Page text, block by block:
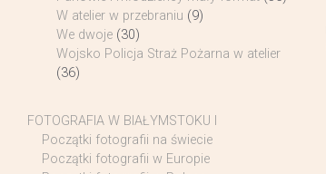
W atelier w przebraniu (9)
We dwoje (30)
Wojsko Policja Straż Pożarna w atelier
(36)
FOTOGRAFIA W BIAŁYMSTOKU I
Początki fotografii na świecie
Początki fotografii w Europie